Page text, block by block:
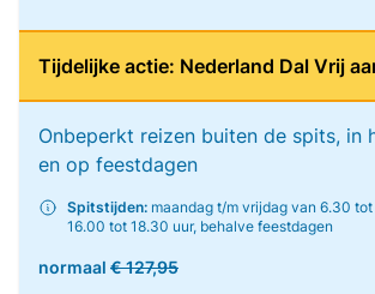
Tijdelijke actie: Nederland Dal Vrij
Onbeperkt reizen buiten de spits, in
en op feestdagen
Spitstijden: maandag t/m vrijdag van 6.30
16.00 tot 18.30 uur, behalve feestdagen
normaal € 127,95